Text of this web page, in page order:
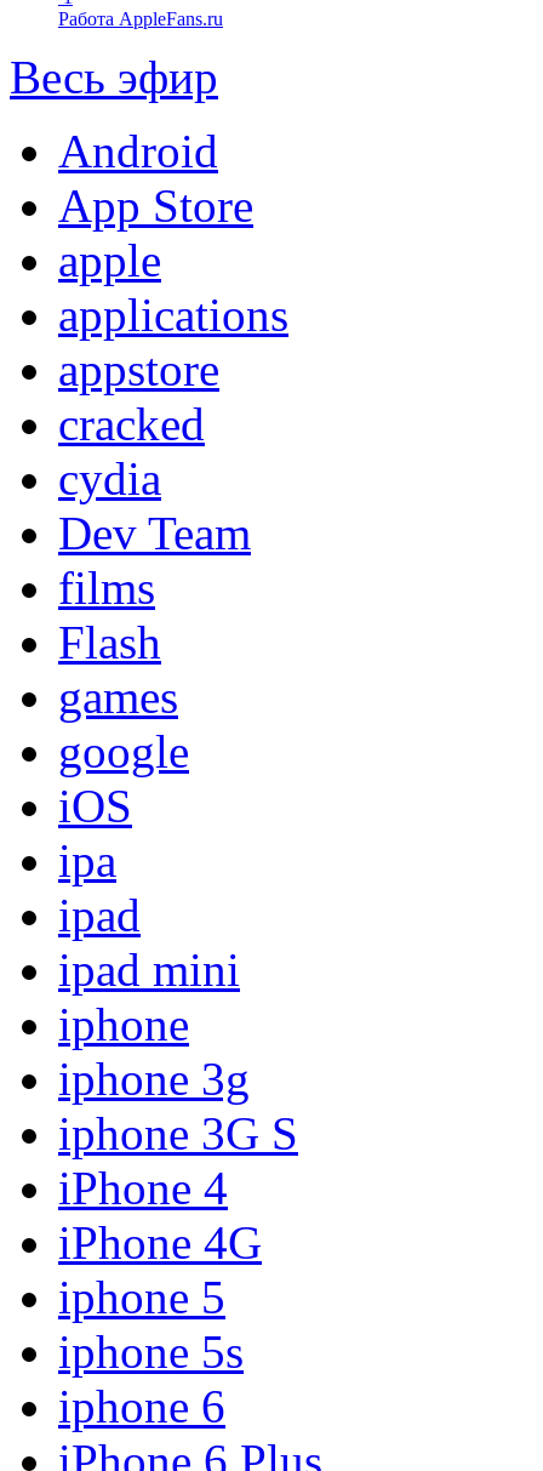
Работа AppleFans.ru
Весь эфир
Android
App Store
apple
applications
appstore
cracked
cydia
Dev Team
films
Flash
games
google
iOS
ipa
ipad
ipad mini
iphone
iphone 3g
iphone 3G S
iPhone 4
iPhone 4G
iphone 5
iphone 5s
iphone 6
iPhone 6 Plus